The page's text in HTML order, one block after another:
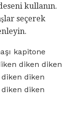
kullanın.
seçerek
kapitone
diken diken
diken
diken